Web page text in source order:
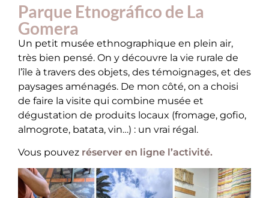
Parque Etnográfico de La
Gomera
Un petit musée ethnographique en plein air,
très bien pensé. On y découvre la vie rurale de
l’île à travers des objets, des témoignages, et des
paysages aménagés. De mon côté, on a choisi
de faire la visite qui combine musée et
dégustation de produits locaux (fromage, gofio,
almogrote, batata, vin…) : un vrai régal.
Vous pouvez réserver en ligne l’activité.